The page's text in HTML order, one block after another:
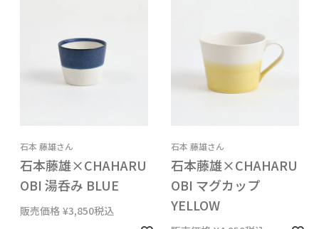
石本 藤雄さん
石本藤雄×CHAHARU
OBI 湯呑み BLUE
販売価格 ¥3,850税込
石本 藤雄さん
石本藤雄×CHAHARU
OBI マグカップ
YELLOW